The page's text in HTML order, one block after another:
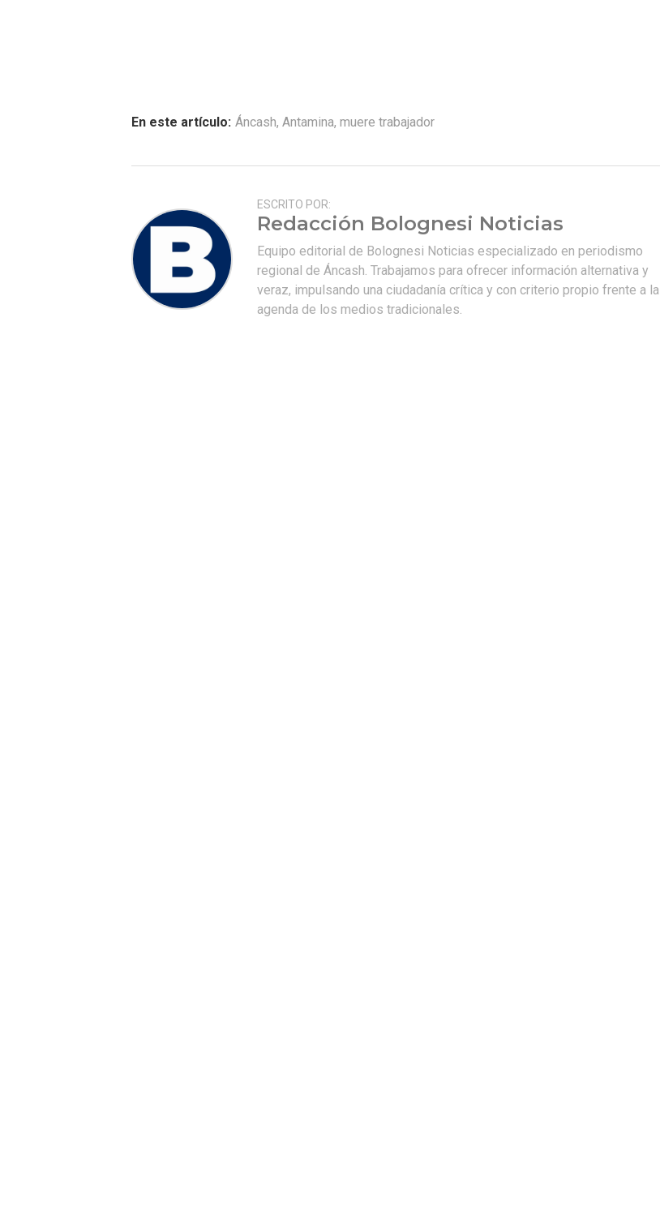
En este artículo: Áncash, Antamina, muere trabajador
ESCRITO POR:
Redacción Bolognesi Noticias
Equipo editorial de Bolognesi Noticias especializado en periodismo
regional de Áncash. Trabajamos para ofrecer información alternativa y
veraz, impulsando una ciudadanía crítica y con criterio propio frente a la
agenda de los medios tradicionales.